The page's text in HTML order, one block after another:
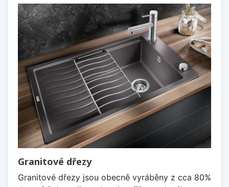
Granitové dřezy
Granitové dřezy jsou obecně vyráběny z cca 80%